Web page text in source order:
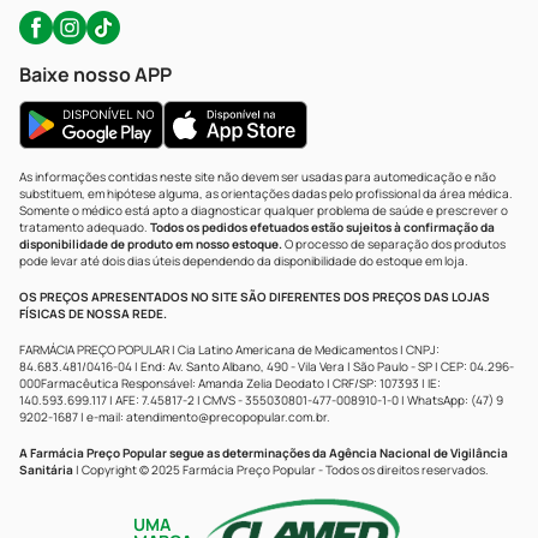
Baixe nosso APP
As informações contidas neste site não devem ser usadas para automedicação e não
substituem, em hipótese alguma, as orientações dadas pelo profissional da área médica.
Somente o médico está apto a diagnosticar qualquer problema de saúde e prescrever o
tratamento adequado. Todos os pedidos efetuados estão sujeitos à confirmação da
disponibilidade de produto em nosso estoque.O processo de separação dos produtos
pode levar até dois dias úteis dependendo da disponibilidade do estoque em loja.
OS PREÇOS APRESENTADOS NO SITE SÃO DIFERENTES DOS PREÇOS DAS LOJAS
FÍSICAS DE NOSSA REDE.
FARMÁCIA PREÇO POPULAR | Cia Latino Americana de Medicamentos | CNPJ:
84.683.481/0416-04 | End: Av. Santo Albano, 490 - Vila Vera | São Paulo - SP | CEP: 04.296-
000Farmacêutica Responsável: Amanda Zelia Deodato | CRF/SP: 107393 | IE:
140.593.699.117 | AFE: 7.45817-2 | CMVS - 355030801-477-008910-1-0 | WhatsApp: (47) 9
9202-1687 | e-mail: atendimento@precopopular.com.br.
A Farmácia Preço Popular segue as determinações da Agência Nacional de Vigilância
Sanitária | Copyright © 2025 Farmácia Preço Popular - Todos os direitos reservados.
UMA